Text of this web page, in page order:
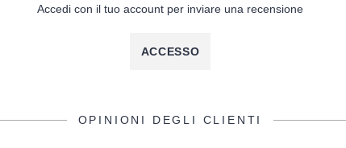
Accedi con il tuo account per inviare una recensione
ACCESSO
OPINIONI DEGLI CLIENTI